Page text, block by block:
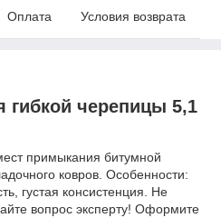
Оплата Условия возврата
гибкой черепицы 5,1
примыкания битумной
ковров. Особенности:
густая консистенция. Не
вопрос эксперту! Оформите